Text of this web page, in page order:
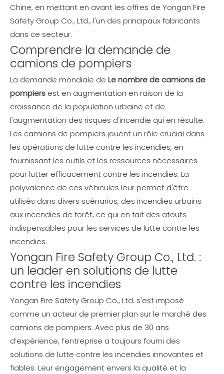
Chine, en mettant en avant les offres de Yongan Fire
Safety Group Co., Ltd., l'un des principaux fabricants
dans ce secteur.
Comprendre la demande de
camions de pompiers
La demande mondiale de Le nombre de camions de
pompiers est en augmentation en raison de la
croissance de la population urbaine et de
l'augmentation des risques d'incendie qui en résulte.
Les camions de pompiers jouent un rôle crucial dans
les opérations de lutte contre les incendies, en
fournissant les outils et les ressources nécessaires
pour lutter efficacement contre les incendies. La
polyvalence de ces véhicules leur permet d'être
utilisés dans divers scénarios, des incendies urbains
aux incendies de forêt, ce qui en fait des atouts
indispensables pour les services de lutte contre les
incendies.
Yongan Fire Safety Group Co., Ltd. :
un leader en solutions de lutte
contre les incendies
Yongan Fire Safety Group Co., Ltd. s'est imposé
comme un acteur de premier plan sur le marché des
camions de pompiers. Avec plus de 30 ans
d’expérience, l’entreprise a toujours fourni des
solutions de lutte contre les incendies innovantes et
fiables. Leur engagement envers la qualité et la